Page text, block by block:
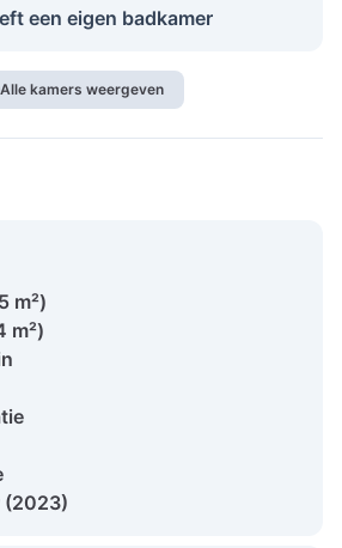
een eigen badkamer
Alle kamers weergeven
m²)
m²)
(2023)